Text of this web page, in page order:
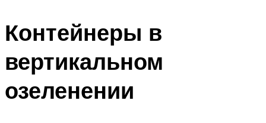
Контейнеры в
вертикальном
озеленении